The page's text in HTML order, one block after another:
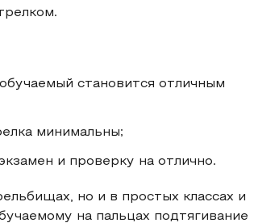
становится отличным
минимальны;
и проверку на отлично.
но и в простых классах и
на пальцах подтягивание